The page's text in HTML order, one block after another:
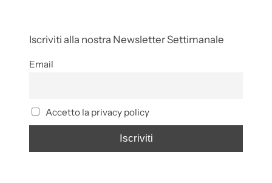
Iscriviti alla nostra Newsletter Settimanale
Email
Accetto la privacy policy